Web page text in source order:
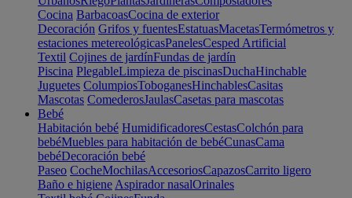
Cocina BarbacoasCocina de exterior
Decoración Grifos y fuentesEstatuasMacetasTermómetros y
estaciones metereológicasPanelesCesped Artificial
Textil Cojines de jardínFundas de jardín
Piscina PlegableLimpieza de piscinasDuchaHinchable
Juguetes ColumpiosToboganesHinchablesCasitas
Mascotas ComederosJaulasCasetas para mascotas
Bebé
Habitación bebé HumidificadoresCestasColchón para
bebéMuebles para habitación de bebéCunasCama
bebéDecoración bebé
Paseo CocheMochilasAccesoriosCapazosCarrito ligero
Baño e higiene Aspirador nasalOrinales